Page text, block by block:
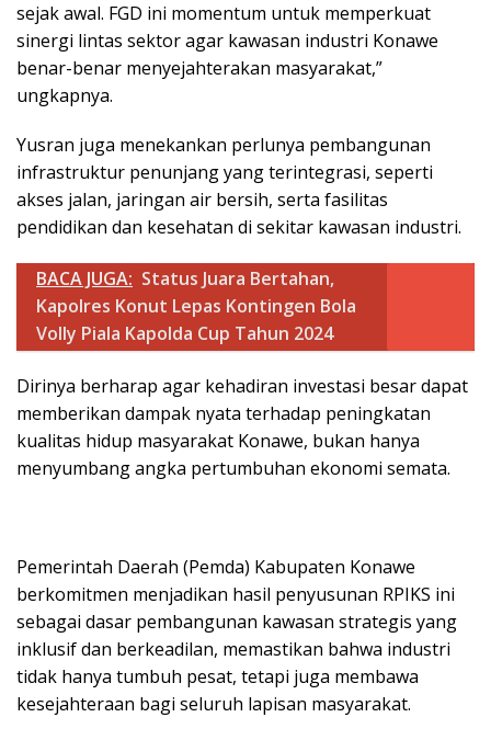
sejak awal. FGD ini momentum untuk memperkuat
sinergi lintas sektor agar kawasan industri Konawe
benar-benar menyejahterakan masyarakat,”
ungkapnya.
Yusran juga menekankan perlunya pembangunan
infrastruktur penunjang yang terintegrasi, seperti
akses jalan, jaringan air bersih, serta fasilitas
pendidikan dan kesehatan di sekitar kawasan industri.
BACA JUGA: Status Juara Bertahan,
Kapolres Konut Lepas Kontingen Bola
Volly Piala Kapolda Cup Tahun 2024
Dirinya berharap agar kehadiran investasi besar dapat
memberikan dampak nyata terhadap peningkatan
kualitas hidup masyarakat Konawe, bukan hanya
menyumbang angka pertumbuhan ekonomi semata.
Pemerintah Daerah (Pemda) Kabupaten Konawe
berkomitmen menjadikan hasil penyusunan RPIKS ini
sebagai dasar pembangunan kawasan strategis yang
inklusif dan berkeadilan, memastikan bahwa industri
tidak hanya tumbuh pesat, tetapi juga membawa
kesejahteraan bagi seluruh lapisan masyarakat.